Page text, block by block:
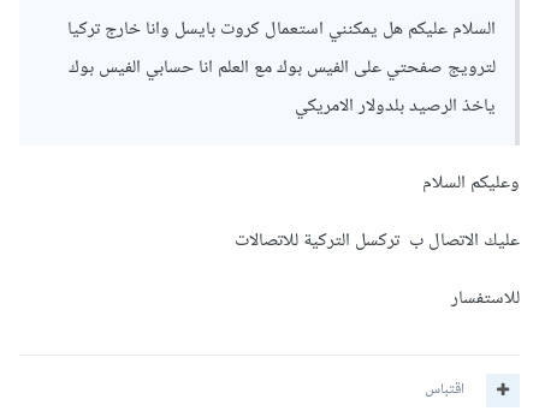
السلام عليكم هل يمكنني استعمال كروت بايسل وانا خارج تركيا
لترويج صفحتي على الفيس بوك مع العلم انا حسابي الفيس بوك
ياخذ الرصيد بلدولار الامريكي
وعليكم السلام
عليك الاتصال ب تركسل التركية للاتصالات
للاستفسار
اقتباس